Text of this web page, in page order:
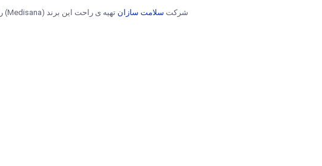
شرکت سلامت سازان تهیه ی راحت این برند (Medisana) را برای تمام هم وطنان عزیز فراهم و آن را در اختیار تمام مردم ایران قرار داده است .